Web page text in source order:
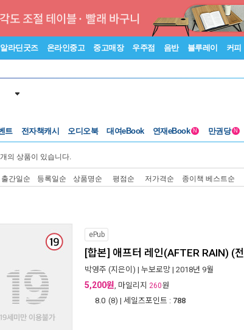
알라딘굿즈 온라인중고 중고매장 우주점 음반 블루레이 커피
트 전자책캐시 오디오북 대여eBook 연재eBook N 만권당 N
개의 상품이 있습니다.
출간일순 등록일순 상품명순 평점순 저가격순 종이책 베스트순
ePub
[합본] 애프터 레인(AFTER RAIN) (
박영주 (지은이) | 누보로망 | 2018년 9월
5,200원, 마일리지 260원
8.0 (8) | 세일즈포인트 : 788